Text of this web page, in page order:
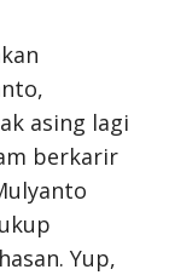
asing lagi
berkarir
Yup,